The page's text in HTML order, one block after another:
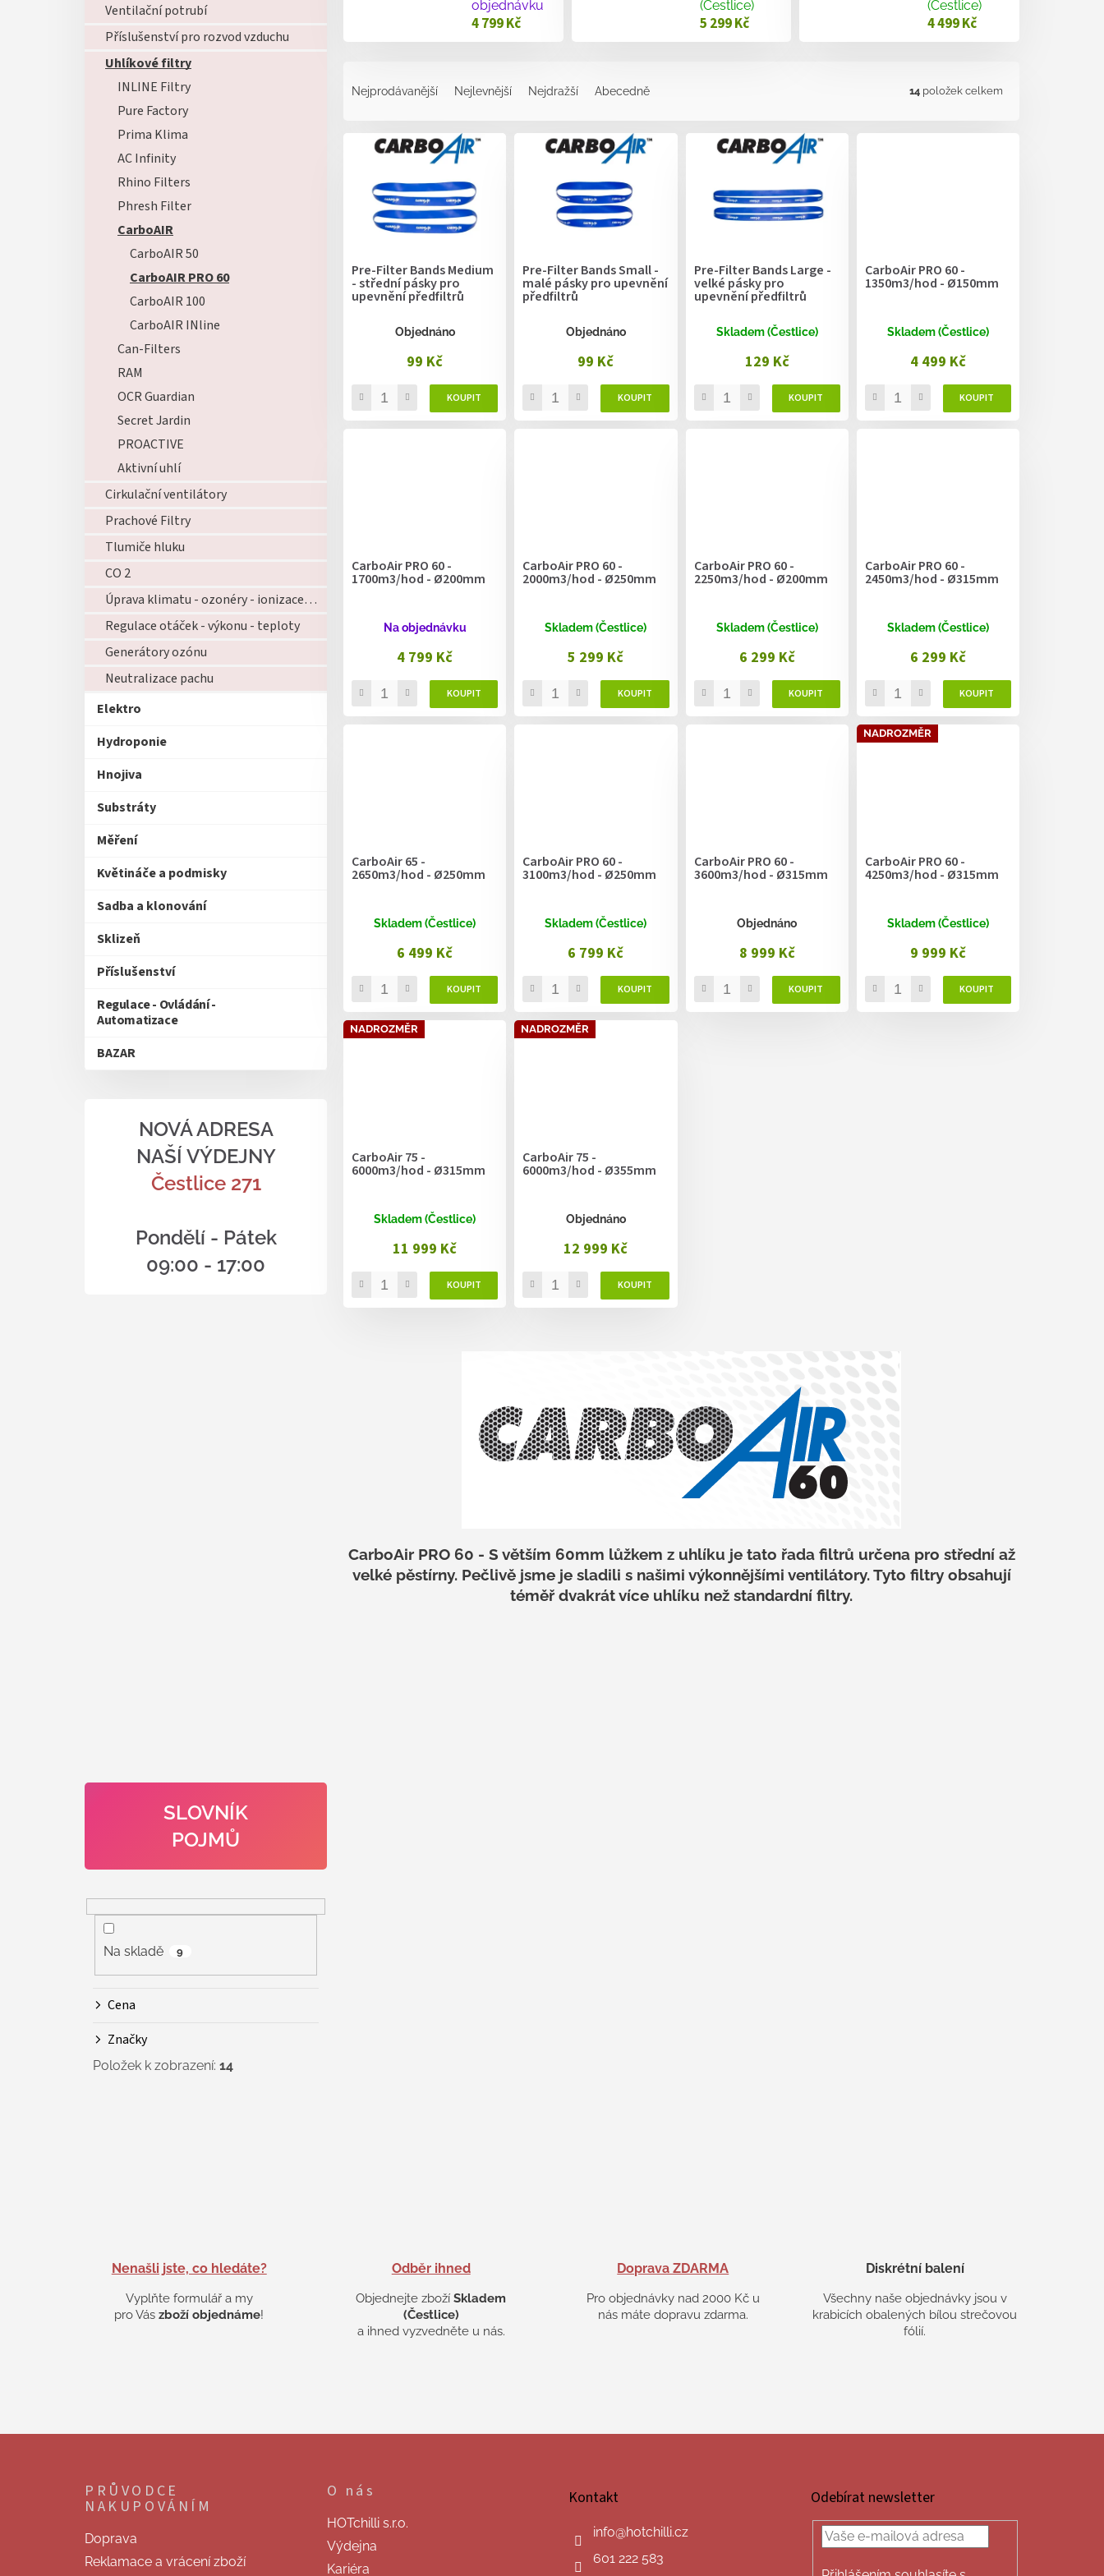
Ventilační potrubí
Příslušenství pro rozvod vzduchu
Uhlíkové filtry
INLINE Filtry
Pure Factory
Prima Klima
AC Infinity
Rhino Filters
Phresh Filter
CarboAIR
CarboAIR 50
CarboAIR PRO 60
CarboAIR 100
CarboAIR INline
Can-Filters
RAM
OCR Guardian
Secret Jardin
PROACTIVE
Aktivní uhlí
Cirkulační ventilátory
Prachové Filtry
Tlumiče hluku
CO 2
Úprava klimatu - ozonéry - ionizace - zvlhčovače - atd...
Regulace otáček - výkonu - teploty
Generátory ozónu
Neutralizace pachu
Elektro
Hydroponie
Hnojiva
Substráty
Měření
Květináče a podmisky
Sadba a klonování
Sklizeň
Příslušenství
Regulace - Ovládání -
Automatizace
BAZAR
NOVÁ ADRESA
NAŠÍ VÝDEJNY
Čestlice 271
Pondělí - Pátek
09:00 - 17:00
SLOVNÍK
POJMŮ
Na skladě 9
Cena
Značky
Položek k zobrazení: 14
objednávku
4 799 Kč
(Čestlice)
5 299 Kč
(Čestlice)
4 499 Kč
Nejprodávanější Nejlevnější Nejdražší Abecedně 14 položek celkem
Pre-Filter Bands Medium
- střední pásky pro
upevnění předfiltrů
Objednáno
99 Kč
Pre-Filter Bands Small -
malé pásky pro upevnění
předfiltrů
Objednáno
99 Kč
Pre-Filter Bands Large -
velké pásky pro
upevnění předfiltrů
Skladem (Čestlice)
129 Kč
CarboAir PRO 60 -
1350m3/hod - Ø150mm
Skladem (Čestlice)
4 499 Kč
CarboAir PRO 60 -
1700m3/hod - Ø200mm
Na objednávku
4 799 Kč
CarboAir PRO 60 -
2000m3/hod - Ø250mm
Skladem (Čestlice)
5 299 Kč
CarboAir PRO 60 -
2250m3/hod - Ø200mm
Skladem (Čestlice)
6 299 Kč
CarboAir PRO 60 -
2450m3/hod - Ø315mm
Skladem (Čestlice)
6 299 Kč
CarboAir 65 -
2650m3/hod - Ø250mm
Skladem (Čestlice)
6 499 Kč
CarboAir PRO 60 -
3100m3/hod - Ø250mm
Skladem (Čestlice)
6 799 Kč
CarboAir PRO 60 -
3600m3/hod - Ø315mm
Objednáno
8 999 Kč
NADROZMĚR
CarboAir PRO 60 -
4250m3/hod - Ø315mm
Skladem (Čestlice)
9 999 Kč
NADROZMĚR
CarboAir 75 -
6000m3/hod - Ø315mm
Skladem (Čestlice)
11 999 Kč
NADROZMĚR
CarboAir 75 -
6000m3/hod - Ø355mm
Objednáno
12 999 Kč
a
c
í
p
v
k
ý
p
i
s
CarboAir PRO 60 - S větším 60mm lůžkem z uhlíku je tato řada filtrů určena pro střední až
velké pěstírny. Pečlivě jsme je sladili s našimi výkonnějšími ventilátory. Tyto filtry obsahují
téměř dvakrát více uhlíku než standardní filtry.
Nenašli jste, co hledáte?
Vyplňte formulář a my
pro Vászboží objednáme!
Odběr ihned
Objednejte zbožíSkladem
(Čestlice)
a ihned vyzvedněte u nás.
Doprava ZDARMA
Pro objednávky nad 2000 Kč u
nás máte dopravu zdarma.
Diskrétní balení
Všechny naše objednávky jsou v
krabicích obalených bílou strečovou
fólií.
Z
PRŮVODCE
NAKUPOVÁNÍM
Doprava
Reklamace a vrácení zboží
O nás
HOTchilli s.r.o.
Výdejna
Kariéra
Kontakt
info@hotchilli.cz
601 222 583
Odebírat newsletter